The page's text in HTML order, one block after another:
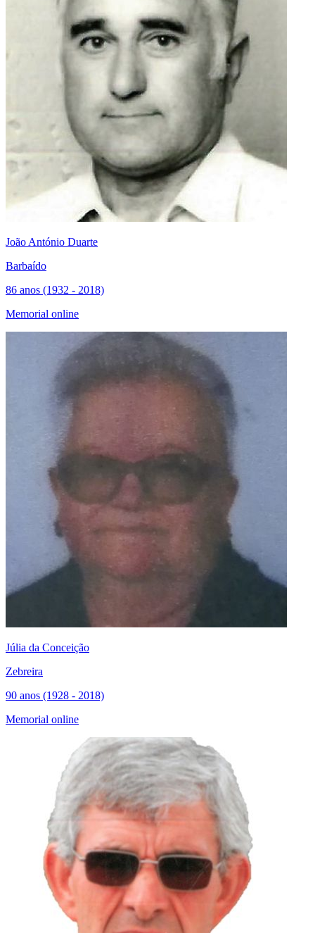
João António Duarte
Barbaído
86 anos (1932 - 2018)
Memorial online
Júlia da Conceição
Zebreira
90 anos (1928 - 2018)
Memorial online